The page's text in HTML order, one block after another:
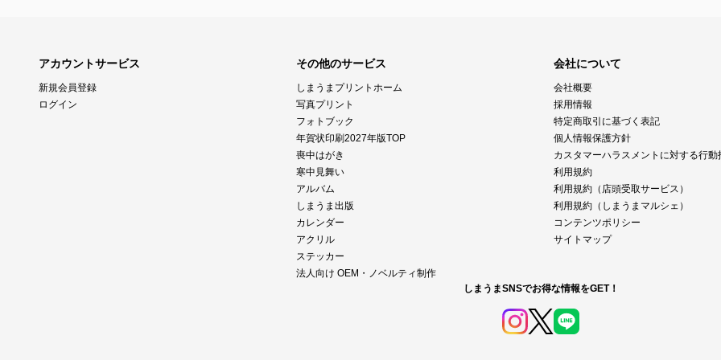
アカウントサービス
新規会員登録
ログイン
その他のサービス
しまうまプリントホーム
写真プリント
フォトブック
年賀状印刷2027年版TOP
喪中はがき
寒中見舞い
アルバム
しまうま出版
カレンダー
アクリル
ステッカー
法人向け OEM・ノベルティ制作
会社について
会社概要
採用情報
特定商取引に基づく表記
個人情報保護方針
カスタマーハラスメントに対する行動
利用規約
利用規約（店頭受取サービス）
利用規約（しまうまマルシェ）
コンテンツポリシー
サイトマップ
しまうまSNSでお得な情報をGET！